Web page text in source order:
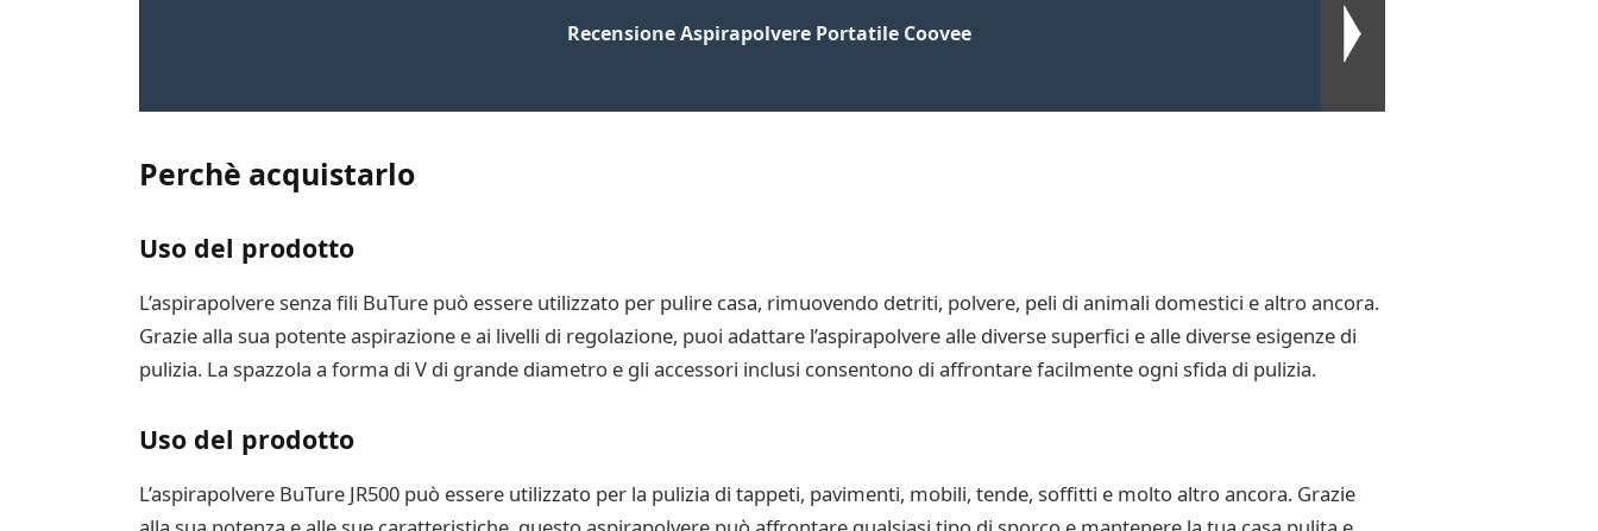
Recensione Aspirapolvere Portatile Coovee
Perchè acquistarlo
Uso del prodotto
L’aspirapolvere senza fili BuTure può essere utilizzato per pulire casa, rimuovendo detriti, polvere, peli di animali domestici e altro ancora.
Grazie alla sua potente aspirazione e ai livelli di regolazione, puoi adattare l’aspirapolvere alle diverse superfici e alle diverse esigenze di
pulizia. La spazzola a forma di V di grande diametro e gli accessori inclusi consentono di affrontare facilmente ogni sfida di pulizia.
Uso del prodotto
L’aspirapolvere BuTure JR500 può essere utilizzato per la pulizia di tappeti, pavimenti, mobili, tende, soffitti e molto altro ancora. Grazie